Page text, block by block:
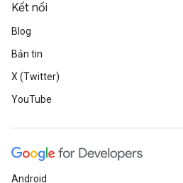
Kết nối
Blog
Bản tin
X (Twitter)
YouTube
Android